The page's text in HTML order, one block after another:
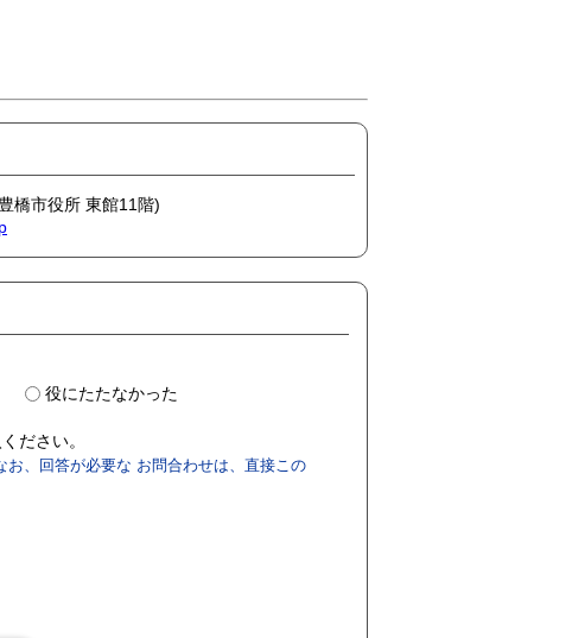
橋市役所 東館11階)
役にたたなかった
ださい。
お、回答が必要な お問合わせは、直接この